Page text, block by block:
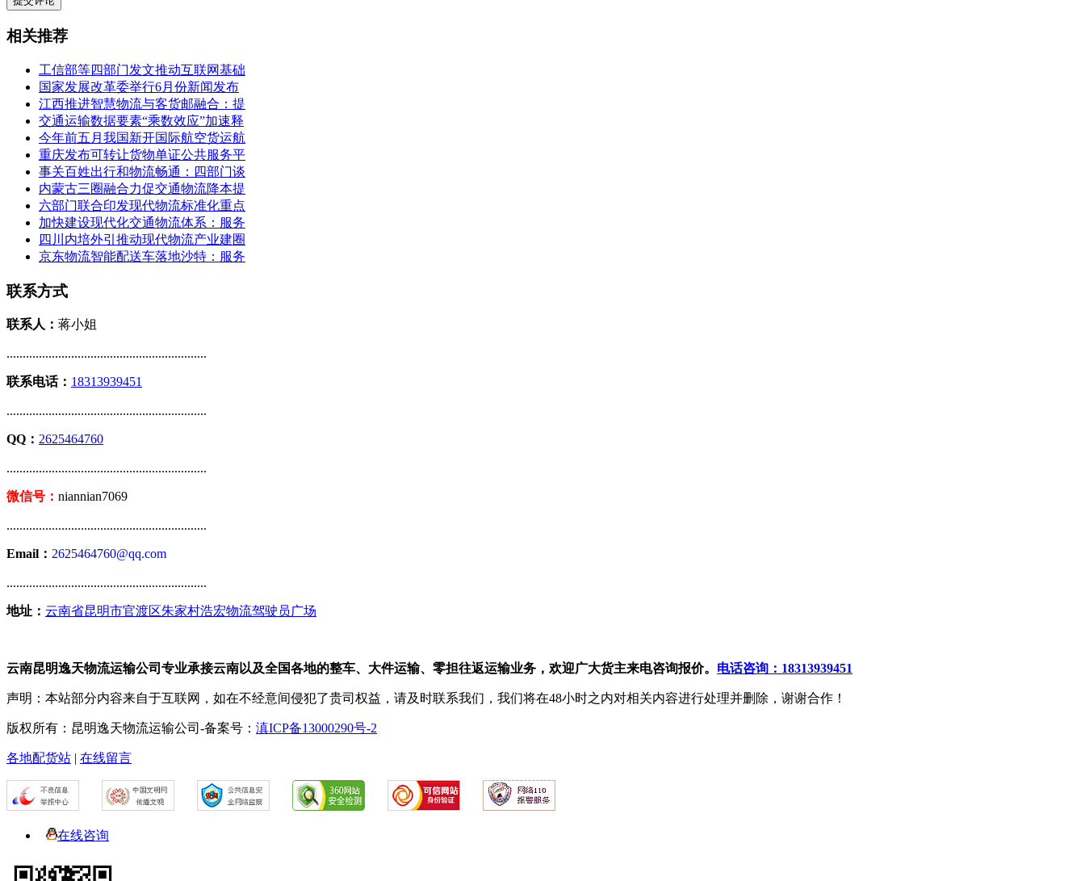
相关推荐
工信部等四部门发文推动互联网基础
国家发展改革委举行6月份新闻发布
江西推进智慧物流与客货邮融合：提
交通运输数据要素“乘数效应”加速释
今年前五月我国新开国际航空货运航
重庆发布可转让货物单证公共服务平
事关百姓出行和物流畅通：四部门谈
内蒙古三圈融合力促交通物流降本提
六部门联合印发现代物流标准化重点
加快建设现代化交通物流体系：服务
四川内培外引推动现代物流产业建圈
京东物流智能配送车落地沙特：服务
联系方式
联系人： 蒋小姐
..............................................................
联系电话： 18313939451
..............................................................
QQ： 2625464760
..............................................................
微信号： niannian7069
..............................................................
Email： 2625464760@qq.com
..............................................................
地址： 云南省昆明市官渡区朱家村浩宏物流驾驶员广场
云南昆明逸天物流运输公司专业承接云南以及全国各地的整车、大件运输、零担往返运输业务，欢迎广大货主来电咨询报价。 电话咨询：18313939451
声明：本站部分内容来自于互联网，如在不经意间侵犯了贵司权益，请及时联系我们，我们将在48小时之内对相关内容进行处理并删除，谢谢合作！
版权所有：昆明逸天物流运输公司-备案号： 滇ICP备13000290号-2
各地配货站 | 在线留言
在线咨询